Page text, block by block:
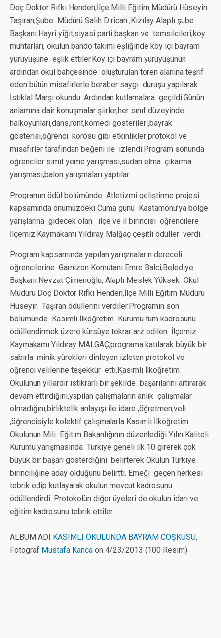
Doç Doktor Rıfkı Henden,İlçe Milli Eğitim Müdürü Hüseyin
Taşıran,Şube Müdürü Salih Dirican ,Kızılay Alaplı şube
Başkanı Hayri yiğit,siyasi parti başkan ve temsilcileri,köy
muhtarları, okulun bando takımı eşliğinde köy içi bayram
yürüyüşüne eşlik ettiler.Köy içi bayram yürüyüşünün
ardından okul bahçesinde oluşturulan tören alanına teşrif
eden bütün misafirlerle beraber saygı duruşu yapılarak
İstiklal Marşı okundu. Ardından kutlamalara geçildi.Günün
anlamına dair konuşmalar şiirler,her sınıf düzeyinde
halkoyunları,dans,ront,komedi gösterileri,bayrak
gösterisi,öğrenci korosu gibi etkinlikler protokol ve
misafirler tarafından beğeni ile izlendi.Program sonunda
öğrenciler simit yeme yarışması,sudan elma çıkarma
yarışması,balon yarışmaları yaptılar.
Programın ödül bölümünde Atletizmi geliştirme projesi
kapsamında önümüzdeki Cuma günü Kastamonu’ya bölge
yarışlarına gidecek olan ilçe ve il birincisi öğrencilere
İlçemiz Kaymakamı Yıldıray Malğaç çeşitli ödüller verdi.
Program kapsamında yapılan yarışmaların dereceli
öğrencilerine Garnizon Komutanı Emre Balci,Belediye
Başkanı Nevzat Çimenoğlu, Alaplı Meslek Yüksek Okul
Müdürü Doç Doktor Rıfkı Henden,İlçe Milli Eğitim Müdürü
Hüseyin Taşıran ödüllerini verdiler.Programın son
bölümünde Kasımlı İlköğretim Kurumu tüm kadrosunu
ödüllendirmek üzere kürsüye tekrar arz edilen İlçemiz
Kaymakamı Yıldıray MALGAÇ,programa katılarak büyük bir
sabırla minik yürekleri dinleyen izleten protokol ve
öğrenci velilerine teşekkür etti.Kasımlı İlköğretim
Okulunun yıllardır istikrarlı bir şekilde başarılarını artırarak
devam ettirdiğini,yapılan çalışmaların anlık çalışmalar
olmadığını,birliktelik anlayışı ile idare ,öğretmen,veli
,öğrencisiyle kolektif çalışmalarla Kasımlı İlköğretim
Okulunun Mili Eğitim Bakanlığının düzenlediği Yılın Kaliteli
Kurumu yarışmasında Türkiye geneli ilk 10 girerek çok
büyük bir başarı gösterdiğini belirterek Okulun Türkiye
birinciliğine aday olduğunu belirtti. Emeği geçen herkesi
tebrik edip kutlayarak okulun mevcut kadrosunu
ödüllendirdi. Protokolün diğer üyeleri de okulun idari ve
eğitim kadrosunu tebrik ettiler.
ALBUM ADI KASIMLI OKULUNDA BAYRAM COŞKUSU,
Fotograf Mustafa Kanca on 4/23/2013 (100 Resim)